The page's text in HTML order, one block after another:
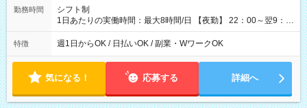
勤務時間
シフト制
1日あたりの実働時間：最大8時間/日 【夜勤】 22：00～翌9：
00 ※週1日～OK ／ 夜勤専従 ＊＊ 勤務時間例 ＊＊ ■22時か
ら翌7時 ■23時から翌8時 ■24時から翌9時 など ※上記の時間
ます。 ※曜日固定（毎週同じ曜日での勤務となります）
特徴 週1日からOK / 日払いOK / 副業・WワークOK
気になる！ 応募する 詳細へ